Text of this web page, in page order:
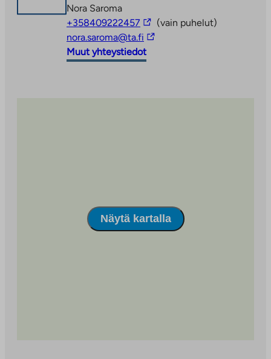
Nora Saroma
+358409222457 Linkki
vie
ulkopuoliseen
palveluun
(vain puhelut)
nora.saroma@ta.fi Linkki
vie
ulkopuoliseen
Muut yhteystiedot
Näytä kartalla